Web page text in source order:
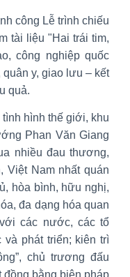
công Lễ trình chiếu
tài liệu "Hai trái tim,
công nghiệp quốc
y, giao lưu – kết
quả.
hình thế giới, khu
Phan Văn Giang
nhiều đau thương,
Việt Nam nhất quán
hòa bình, hữu nghị,
đa dạng hóa quan
các nước, các tổ
phát triển; kiên trì
chủ trương đấu
đồng bằng biện pháp